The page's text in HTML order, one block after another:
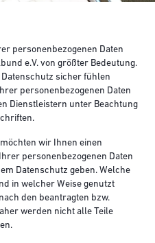
personenbezogenen Daten
e.V. von größter Bedeutung.
sicher fühlen
personenbezogenen Daten
Dienstleistern unter Beachtung
wir Ihnen einen
personenbezogenen Daten
Datenschutz geben. Welche
in welcher Weise genutzt
den beantragten bzw.
werden nicht alle Teile